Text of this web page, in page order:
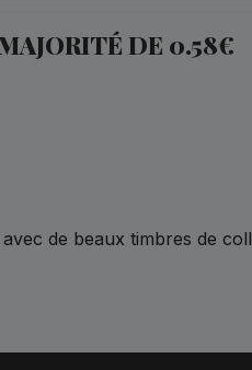
DE 0.58€
avec de beaux timbres de